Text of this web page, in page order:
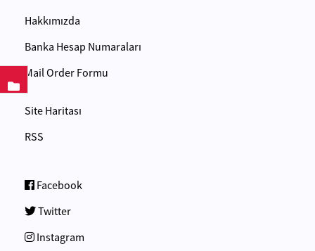
Hakkımızda
Banka Hesap Numaraları
Mail Order Formu
Site Haritası
RSS
Facebook
Twitter
Instagram